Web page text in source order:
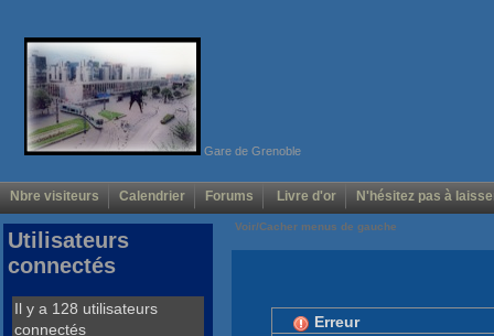
Gare de Grenoble
Nbre visiteurs Calendrier Forums Livre d'or N'hésitez pas à
Voir/Cacher menus de gauche
Erreur
Utilisateurs
connectés
Il y a 128 utilisateurs
connectés